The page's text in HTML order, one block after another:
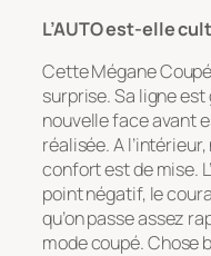
L’AUTO est-elle
Cette Mégane
surprise. Sa ligne
nouvelle face avant
réalisée. A
confort est de mise.
point négatif, le
qu’on passe assez
mode coupé. Chose